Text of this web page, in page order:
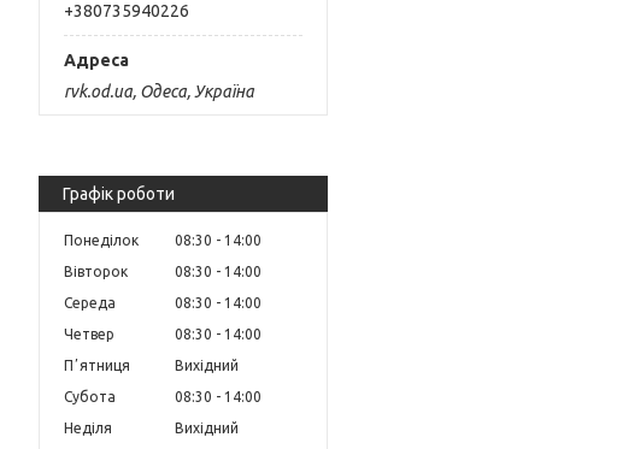
+380735940226
rvk.od.ua, Одеса, Україна
Графік роботи
Понеділок 08:30
14:00
Вівторок
08:30
14:00
Середа
08:30
14:00
Четвер
08:30
14:00
Пʼятниця
Вихідний
Субота
08:30
14:00
Неділя
Вихідний